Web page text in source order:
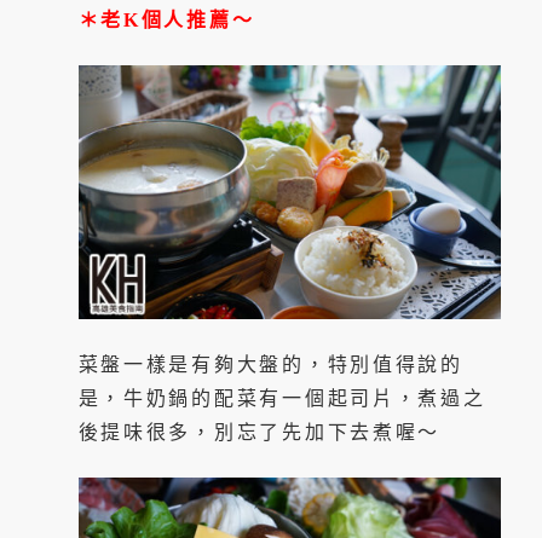
＊老K個人推薦～
菜盤一樣是有夠大盤的，特別值得說的
是，牛奶鍋的配菜有一個起司片，煮過之
後提味很多，別忘了先加下去煮喔～